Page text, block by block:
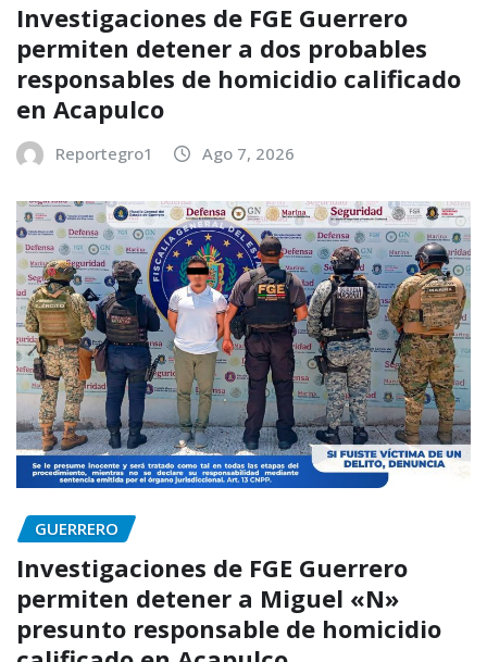
Investigaciones de FGE Guerrero
permiten detener a dos probables
responsables de homicidio calificado
en Acapulco
Reportegro1 Ago 7, 2026
GUERRERO
Investigaciones de FGE Guerrero
permiten detener a Miguel «N»
presunto responsable de homicidio